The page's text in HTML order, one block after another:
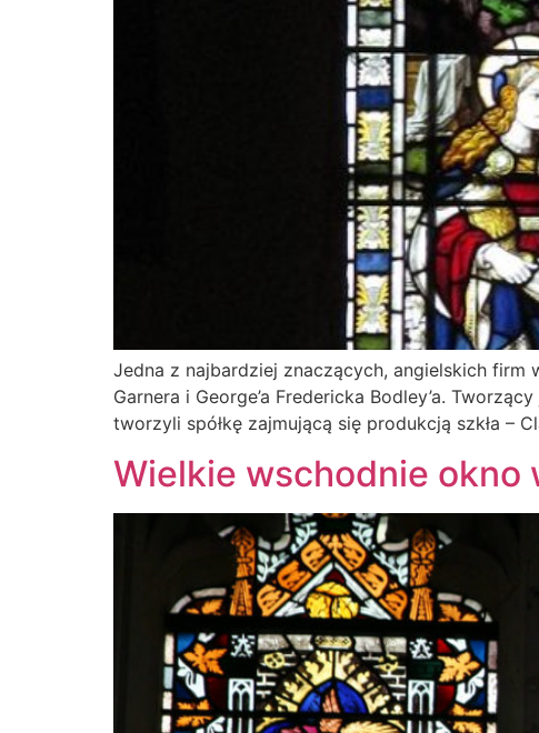
Jedna z najbardziej znaczących, angielskich firm
Garnera i George’a Fredericka Bodley’a.
tworzyli spółkę zajmującą się produkcją szkła –
Wielkie wschodnie okno